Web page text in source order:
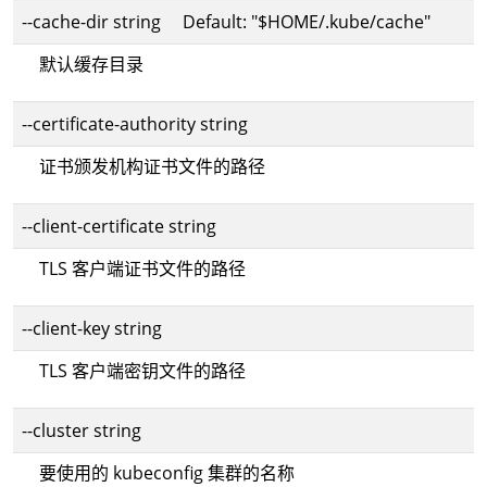
--cache-dir string Default: "$HOME/.kube/cache"
默认缓存目录
--certificate-authority string
证书颁发机构证书文件的路径
--client-certificate string
TLS 客户端证书文件的路径
--client-key string
TLS 客户端密钥文件的路径
--cluster string
要使用的 kubeconfig 集群的名称